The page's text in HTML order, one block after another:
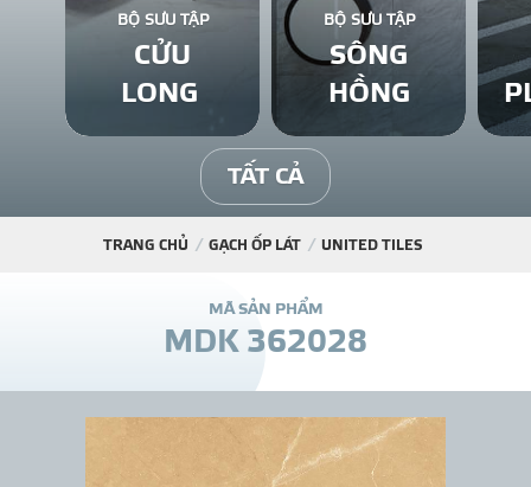
BÊ TÔNG KHÍ
NGÓI LỢP
KÊNH PHÂN
THƯ
BỘ SƯU TẬP
CỬU
LONG
BỘ SƯU TẬP
SÔNG
HỒNG
TẤT CẢ
TRANG CHỦ GẠCH ỐP LÁT UNITED TILES
MÃ SẢN PHẨM
MDK 362028